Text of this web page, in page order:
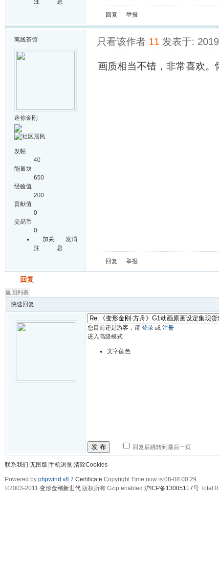
注
息
回复 举报
离线茶馆
迷你金刚
发帖
40
能量块
650
经验值
200
贡献值
0
交易币
0
加关
注
发消
息
只看该作者 11 发表于:
画质相当不错，非常喜欢
回复 举报
回复
返回列表
快速回复
您目前还是游客，请 登录 或 注册
进入高级模式
文字颜色
发 布 回复后跳转到最后一页
联系我们 无图版 手机浏览 清除Cookies
Powered by phpwind v8.7 Certificate Copyright Time now is:08-08 00:29
©2003-2011 变形金刚新世代 版权所有 Gzip enabled 沪ICP备13005117号 Total